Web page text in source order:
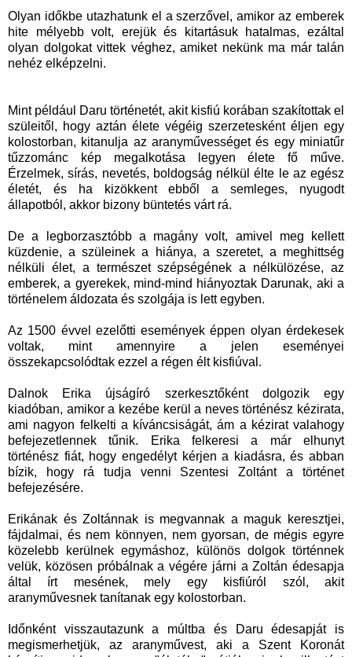
Olyan időkbe utazhatunk el a szerzővel, amikor az emberek
hite mélyebb volt, erejük és kitartásuk hatalmas, ezáltal
olyan dolgokat vittek véghez, amiket nekünk ma már talán
nehéz elképzelni.
Mint például Daru történetét, akit kisfiú korában szakítottak el
szüleitől, hogy aztán élete végéig szerzetesként éljen egy
kolostorban, kitanulja az aranyművességet és egy miniatűr
tűzzománc kép megalkotása legyen élete fő műve.
Érzelmek, sírás, nevetés, boldogság nélkül élte le az egész
életét, és ha kizökkent ebből a semleges, nyugodt
állapotból, akkor bizony büntetés várt rá.
De a legborzasztóbb a magány volt, amivel meg kellett
küzdenie, a szüleinek a hiánya, a szeretet, a meghittség
nélküli élet, a természet szépségének a nélkülözése, az
emberek, a gyerekek, mind-mind hiányoztak Darunak, aki a
történelem áldozata és szolgája is lett egyben.
Az 1500 évvel ezelőtti események éppen olyan érdekesek
voltak, mint amennyire a jelen eseményei
összekapcsolódtak ezzel a régen élt kisfiúval.
Dalnok Erika újságíró szerkesztőként dolgozik egy
kiadóban, amikor a kezébe kerül a neves történész kézirata,
ami nagyon felkelti a kíváncsiságát, ám a kézirat valahogy
befejezetlennek tűnik. Erika felkeresi a már elhunyt
történész fiát, hogy engedélyt kérjen a kiadásra, és abban
bízik, hogy rá tudja venni Szentesi Zoltánt a történet
befejezésére.
Erikának és Zoltánnak is megvannak a maguk keresztjei,
fájdalmai, és nem könnyen, nem gyorsan, de mégis egyre
közelebb kerülnek egymáshoz, különös dolgok történnek
velük, közösen próbálnak a végére járni a Zoltán édesapja
által írt mesének, mely egy kisfiúról szól, akit
aranyművesnek tanítanak egy kolostorban.
Időnként visszautazunk a múltba és Daru édesapját is
megismerhetjük, az aranyművest, aki a Szent Koronát